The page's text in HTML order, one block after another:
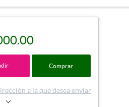
Comprar
a la que desea enviar